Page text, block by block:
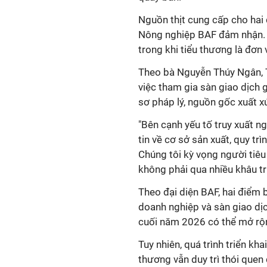
Nguồn thịt cung cấp cho
Nông nghiệp BAF đảm
trong khi tiểu thương là đơn
Theo bà Nguyễn Thúy
việc tham gia sàn giao dịch
sơ pháp lý, nguồn gốc xuất
"Bên cạnh yếu tố truy xuất
tin về cơ sở sản xuất, quy
Chúng tôi kỳ vọng người
không phải qua nhiều khâu
Theo đại diện BAF, hai
doanh nghiệp và sàn giao
cuối năm 2026 có thể mở
Tuy nhiên, quá trình triển
thương vẫn duy trì thói